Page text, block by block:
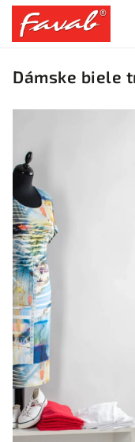
Dámske biele